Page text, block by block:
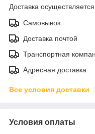
Доставка
Самовывоз
Доставка почтой
Транспортная
Адресная доставка
Все условия доставки
Условия оплаты